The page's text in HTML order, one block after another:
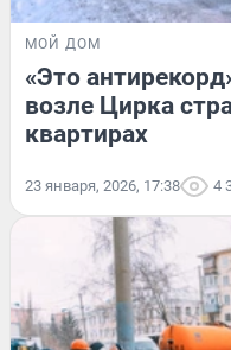
МОЙ ДОМ
«Это
возле Цирка
квартирах
23 января, 2026, 17:38 4